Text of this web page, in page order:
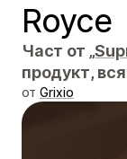
Royce
Част от „
продукт,
от Grixio